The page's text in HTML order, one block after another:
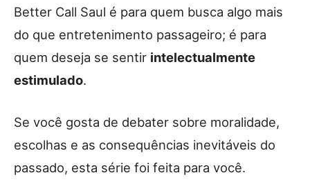
Better Call Saul é para quem busca algo mais
do que entretenimento passageiro; é para
quem deseja se sentir intelectualmente
estimulado.
Se você gosta de debater sobre moralidade,
escolhas e as consequências inevitáveis do
passado, esta série foi feita para você.